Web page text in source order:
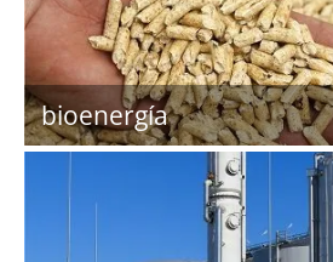
bioenergía